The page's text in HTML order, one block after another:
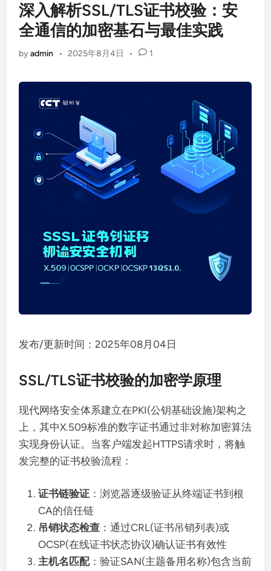
深入解析SSL/TLS证书校验：安
全通信的加密基石与最佳实践
byadmin • 2025年8月4日 • 1
发布/更新时间：2025年08月04日
SSL/TLS证书校验的加密学原理
现代网络安全体系建立在PKI(公钥基础设施)架构之
上，其中X.509标准的数字证书通过非对称加密算法
实现身份认证。当客户端发起HTTPS请求时，将触
发完整的证书校验流程：
证书链验证 ：浏览器逐级验证从终端证书到根
CA的信任链
吊销状态检查 ：通过CRL(证书吊销列表)或
OCSP(在线证书状态协议)确认证书有效性
主机名匹配：验证SAN(主题备用名称)包含当前